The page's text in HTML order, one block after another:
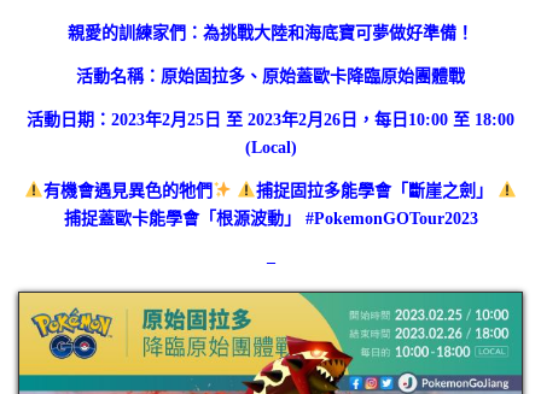
親愛的訓練家們：為挑戰大陸和海底寶可夢做好準備！
活動名稱：原始固拉多、原始蓋歐卡降臨原始團體戰
活動日期：2023年2月25日 至 2023年2月26日，每日10:00 至 18:00
(Local)
有機會遇見異色的牠們
捕捉固拉多能學會「斷崖之劍」
捕捉蓋歐卡能學會「根源波動」 #PokemonGOTour2023
–